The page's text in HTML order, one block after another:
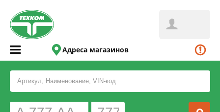
Адреса магазинов